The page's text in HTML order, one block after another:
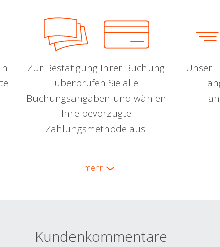
Zur Bestätigung Ihrer Buchung
überprüfen Sie alle
Buchungsangaben und wählen
Ihre bevorzugte
Zahlungsmethode aus.
Unser
mehr
Kundenkommentare